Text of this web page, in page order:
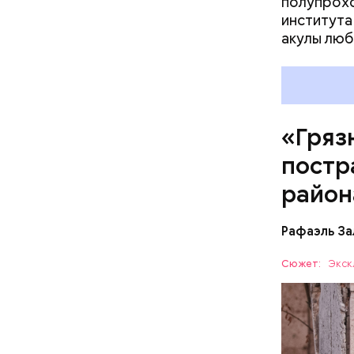
акулы
Рафаэль
Сюжет:
—
БЕЛАРУСЬ
Каждый
мире, —